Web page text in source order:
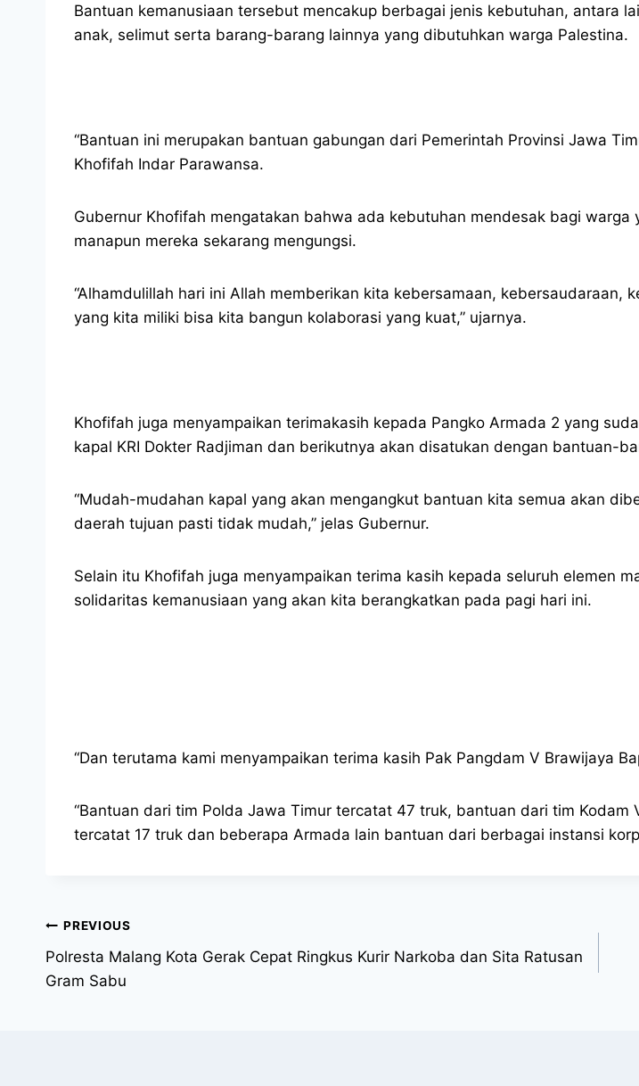
Bantuan kemanusiaan tersebut mencakup berbagai jenis kebutuhan, antara
anak, selimut serta barang-barang lainnya yang dibutuhkan warga Palestina.
“Bantuan ini merupakan bantuan gabungan dari Pemerintah Provinsi Jawa
Khofifah Indar Parawansa.
Gubernur Khofifah mengatakan bahwa ada kebutuhan mendesak bagi
manapun mereka sekarang mengungsi.
“Alhamdulillah hari ini Allah memberikan kita kebersamaan,
yang kita miliki bisa kita bangun kolaborasi yang kuat,” ujarnya.
Khofifah juga menyampaikan terimakasih kepada Pangko Armada 2 yang
kapal KRI Dokter Radjiman dan berikutnya akan disatukan dengan bantuan-
“Mudah-mudahan kapal yang akan mengangkut bantuan kita semua akan
daerah tujuan pasti tidak mudah,” jelas Gubernur.
Selain itu Khofifah juga menyampaikan terima kasih kepada seluruh elemen
solidaritas kemanusiaan yang akan kita berangkatkan pada pagi hari ini.
“Dan terutama kami menyampaikan terima kasih Pak Pangdam V Brawijaya
“Bantuan dari tim Polda Jawa Timur tercatat 47 truk, bantuan dari tim
tercatat 17 truk dan beberapa Armada lain bantuan dari berbagai instansi
PREVIOUS
Polresta Malang Kota Gerak Cepat Ringkus Kurir Narkoba dan Sita Ratusan
Gram Sabu